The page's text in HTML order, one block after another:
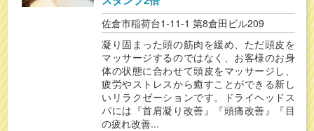
佐倉市稲荷台1-11-1 第8倉田ビル209
凝り固まった頭の筋肉を緩め、ただ頭皮を
マッサージするのではなく、お客様のお身
体の状態に合わせて頭皮をマッサージし、
疲労やストレスから癒すことができる新し
いリラクゼーションです。ドライヘッドス
パには『首肩凝り改善』『頭痛改善』『目
の疲れ改善...